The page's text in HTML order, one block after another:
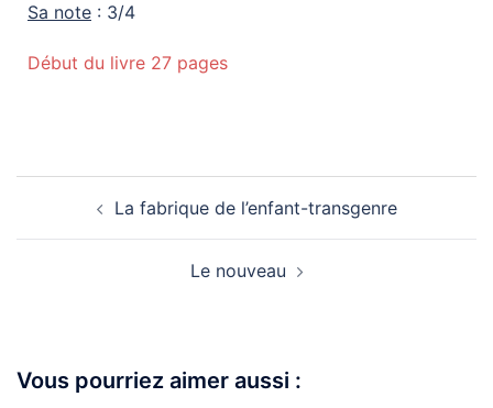
Sa note : 3/4
Début du livre 27 pages
La fabrique de l’enfant-transgenre
Le nouveau
Vous pourriez aimer aussi :